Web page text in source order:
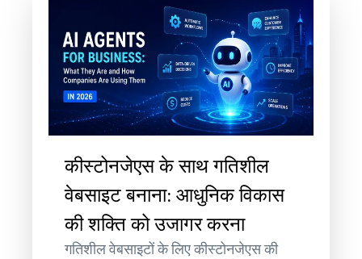
कीस्टोनजेएस के साथ गतिशील
वेबसाइट बनाना: आधुनिक विकास
की शक्ति को उजागर करना
गतिशील वेबसाइटों के लिए कीस्टोनजेएस की